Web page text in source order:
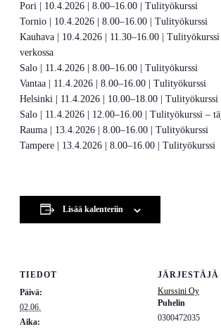
Pori | 10.4.2026 | 8.00–16.00 | Tulityökurssi
Tornio | 10.4.2026 | 8.00–16.00 | Tulityökurssi
Kauhava | 10.4.2026 | 11.30–16.00 | Tulityökurssi
verkossa
Salo | 11.4.2026 | 8.00–16.00 | Tulityökurssi
Vantaa | 11.4.2026 | 8.00–16.00 | Tulityökurssi
Helsinki | 11.4.2026 | 10.00–18.00 | Tulityökurssi
Salo | 11.4.2026 | 12.00–16.00 | Tulityökurssi –
Rauma | 13.4.2026 | 8.00–16.00 | Tulityökurssi
Tampere | 13.4.2026 | 8.00–16.00 | Tulityökurssi
Lisää kalenteriin
TIEDOT
Päivä:
02.06.
Aika:
JÄRJESTÄJÄ
Kurssini Oy
Puhelin
0300472035